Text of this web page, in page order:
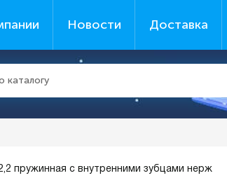
Новости Доставка
пружинная с внутренними зубцами нерж